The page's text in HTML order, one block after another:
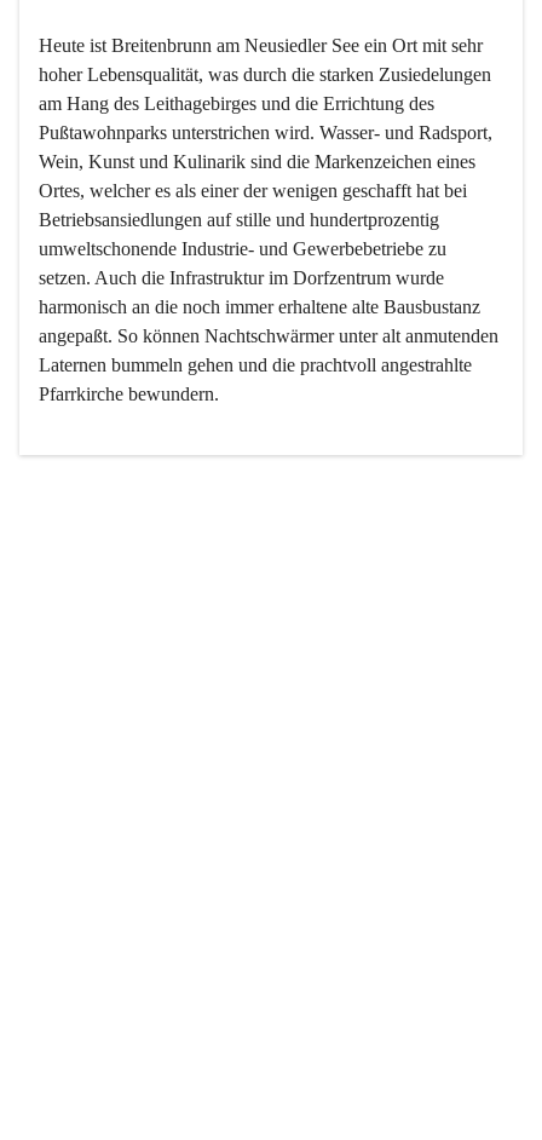
Heute ist Breitenbrunn am Neusiedler See ein Ort mit sehr
hoher Lebensqualität, was durch die starken Zusiedelungen
am Hang des Leithagebirges und die Errichtung des
Pußtawohnparks unterstrichen wird. Wasser- und Radsport,
Wein, Kunst und Kulinarik sind die Markenzeichen eines
Ortes, welcher es als einer der wenigen geschafft hat bei
Betriebsansiedlungen auf stille und hundertprozentig
umweltschonende Industrie- und Gewerbebetriebe zu
setzen. Auch die Infrastruktur im Dorfzentrum wurde
harmonisch an die noch immer erhaltene alte Bausbustanz
angepaßt. So können Nachtschwärmer unter alt anmutenden
Laternen bummeln gehen und die prachtvoll angestrahlte
Pfarrkirche bewundern.
Der Weinbau dominert heute nicht mehr, ist aber integrativer